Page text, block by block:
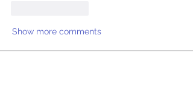
Show more comments